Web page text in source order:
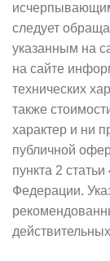
следует
указанным на
на сайте
технических
также
характер и ни
публичной
пункта 2
Федерации.